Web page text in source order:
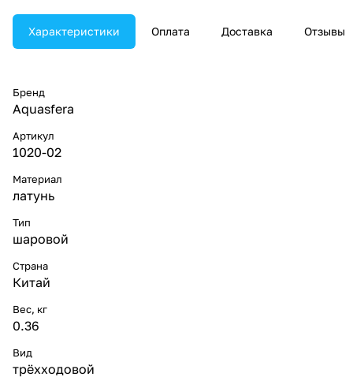
Характеристики Оплата Доставка Отзывы
Бренд
Aquasfera
Артикул
1020-02
Материал
латунь
Тип
шаровой
Страна
Китай
Вес, кг
0.36
Вид
трёхходовой